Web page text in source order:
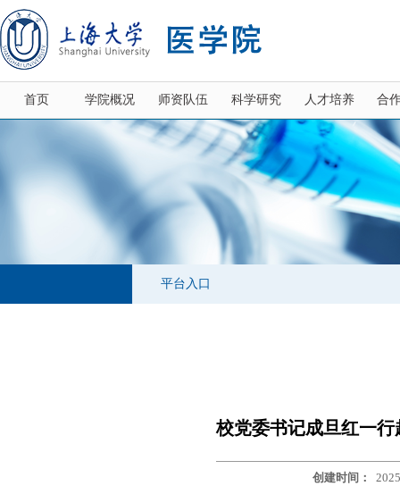
首页 学院概况 师资队伍 科学研究 人才培养 合
平台入口
校党委书记成旦红一
创建时间：